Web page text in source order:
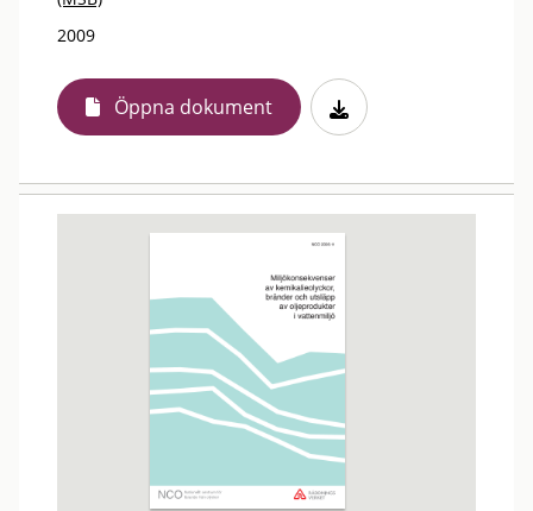
2009
Öppna dokument